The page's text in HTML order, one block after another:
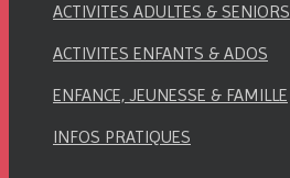
ACTIVITES ADULTES & SENIORS
ACTIVITES ENFANTS & ADOS
ENFANCE, JEUNESSE & FAMILLE
INFOS PRATIQUES